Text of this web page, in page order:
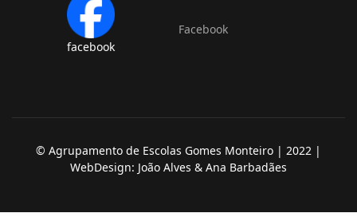
facebook
Facebook
© Agrupamento de Escolas Gomes Monteiro | 2022 |
WebDesign: João Alves & Ana Barbadães